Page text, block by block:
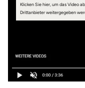
Klicken Sie hier, um das Video
Drittanbieter weitergegeben
Heilbronn
Herzogenaurach